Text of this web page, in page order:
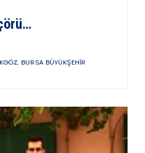
, BURSA BÜYÜKŞEHIR